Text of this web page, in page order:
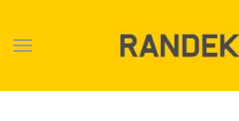
Skip to main content